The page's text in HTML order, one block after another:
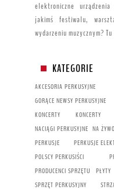
elektroniczne
jakimś festiwalu,
wydarzeniu muzycznym?
KATEGORIE
AKCESORIA PERKUSYJNE
GORĄCE NEWSY PERKUSYJNE
KONCERTY
KONCERTY
NACIĄGI PERKUSYJNE NA ŻYWO
PERKUSJE
PERKUSJE
POLSCY PERKUSIŚCI
PRODUCENCI SPRZĘTU
PŁYTY
SPRZĘT PERKUSYJNY